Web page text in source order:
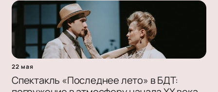
22 мая
Спектакль «Последнее лето» в БДТ: